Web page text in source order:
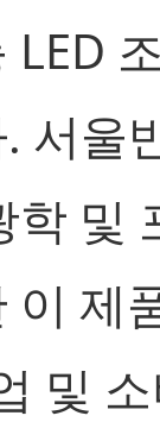
서울
학 및
이 제
및